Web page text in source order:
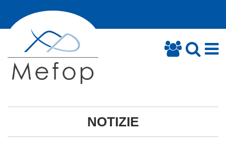
NOTIZIE